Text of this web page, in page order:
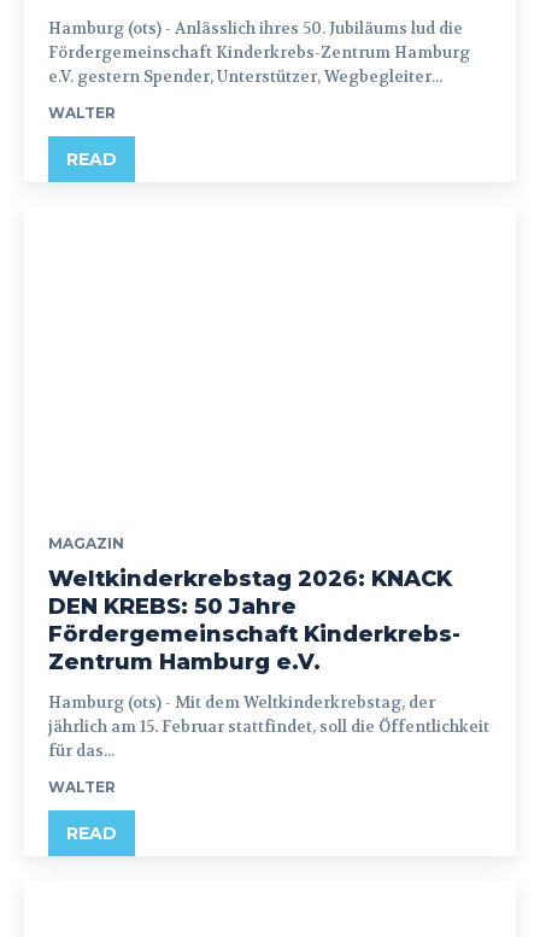
Hamburg (ots) - Anlässlich ihres 50. Jubiläums lud die
Fördergemeinschaft Kinderkrebs-Zentrum Hamburg
e.V. gestern Spender, Unterstützer, Wegbegleiter...
WALTER
READ
MAGAZIN
Weltkinderkrebstag 2026: KNACK
DEN KREBS: 50 Jahre
Fördergemeinschaft Kinderkrebs-
Zentrum Hamburg e.V.
Hamburg (ots) - Mit dem Weltkinderkrebstag, der
jährlich am 15. Februar stattfindet, soll die Öffentlichkeit
für das...
WALTER
READ